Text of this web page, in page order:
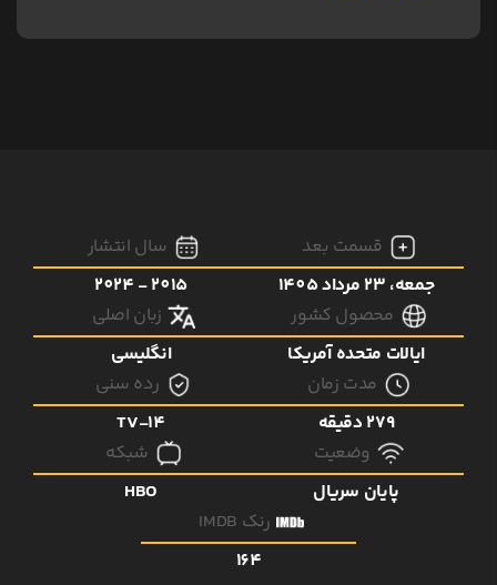
قسمت بعد
جمعه، 23 مرداد 1405
سال انتشار
2015 - 2024
محصول کشور
ایالات متحده آمریکا
زبان اصلی
انگلیسی
مدت زمان
279 دقیقه
رده سنی
TV-14
وضعیت
پایان سریال
شبکه
HBO
رنک IMDB
164